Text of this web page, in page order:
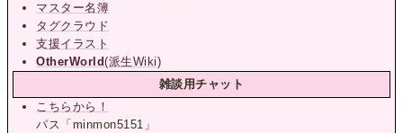
マスター名簿
タグクラウド
支援イラスト
OtherWorld(派生Wiki)
雑談用チャット
こちらから！
パス「minmon5151」